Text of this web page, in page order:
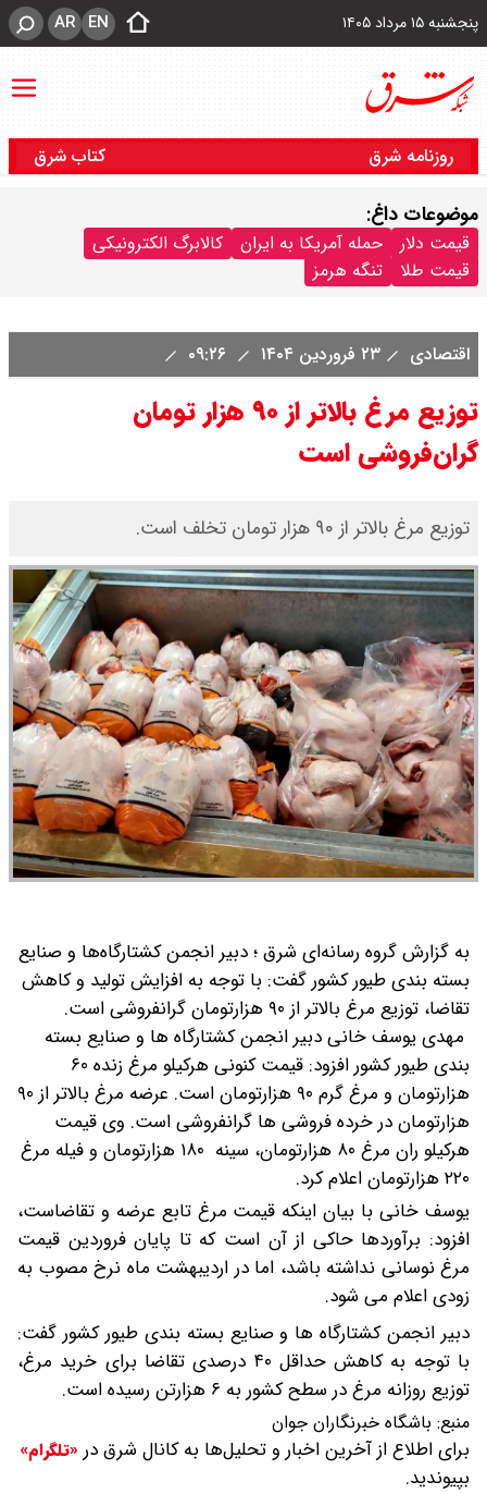
پنجشنبه ۱۵ مرداد ۱۴۰۵ EN
AR
روزنامه شرق کتاب شرق
موضوعات داغ:
قیمت دلار حمله آمریکا به ایران
کالابرگ الکترونیکی
قیمت طلا
تنگه هرمز
اقتصادی ۲۳ فروردین ۱۴۰۴
توزیع مرغ بالاتر از ۹۰ هزار تومان
گران‌فروشی است
توزیع مرغ بالاتر از ۹۰ هزار تومان تخلف است.
به گزارش گروه رسانه‌ای شرق ؛ دبیر انجمن کشتارگاه‌ها و صنایع
بسته بندی طیور کشور گفت: با توجه به افزایش تولید و کاهش
تقاضا، توزیع مرغ بالاتر از ۹۰ هزارتومان گرانفروشی است.
مهدی یوسف خانی دبیر انجمن کشتارگاه ها و صنایع بسته
بندی طیور کشور افزود: قیمت کنونی هرکیلو مرغ زنده ۶۰
هزارتومان و مرغ گرم ۹۰ هزارتومان است. عرضه مرغ بالاتر از ۹۰
هزارتومان در خرده فروشی ها گرانفروشی است. وی قیمت
هرکیلو ران مرغ ۸۰ هزارتومان، سینه ۱۸۰ هزارتومان و فیله مرغ
۲۲۰ هزارتومان اعلام کرد.
یوسف خانی با بیان اینکه قیمت مرغ تابع عرضه و تقاضاست،
افزود: برآوردها حاکی از آن است که تا پایان فروردین قیمت
مرغ نوسانی نداشته باشد، اما در اردیبهشت ماه نرخ مصوب به
زودی اعلام می شود.
دبیر انجمن کشتارگاه ها و صنایع بسته بندی طیور کشور گفت:
با توجه به کاهش حداقل ۴۰ درصدی تقاضا برای خرید مرغ،
توزیع روزانه مرغ در سطح کشور به ۶ هزارتن رسیده است.
منبع: باشگاه خبرنگاران جوان
برای اطلاع از آخرین اخبار و تحلیل‌ها به کانال شرق در «تلگرام»
بپیوندید.